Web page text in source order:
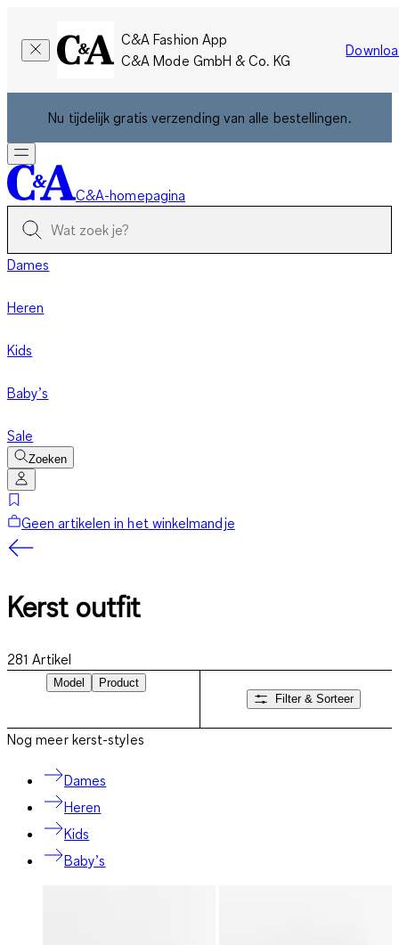
C&A Fashion App
C&A Mode GmbH & Co. KG
Nu tijdelijk gratis verzending van alle bestellingen.
C&A-homepagina
Dames
Heren
Kids
Baby’s
Sale
Zoeken
Geen artikelen in het winkelmandje
Kerst outfit
281 Artikel
Model
Product
Filter & Sorteer
Nog meer kerst-styles
Dames
Heren
Kids
Baby’s